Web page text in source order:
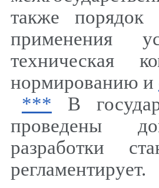
также
применения
техническая
нормированию и
*** В
проведены
разработки
регламентирует.